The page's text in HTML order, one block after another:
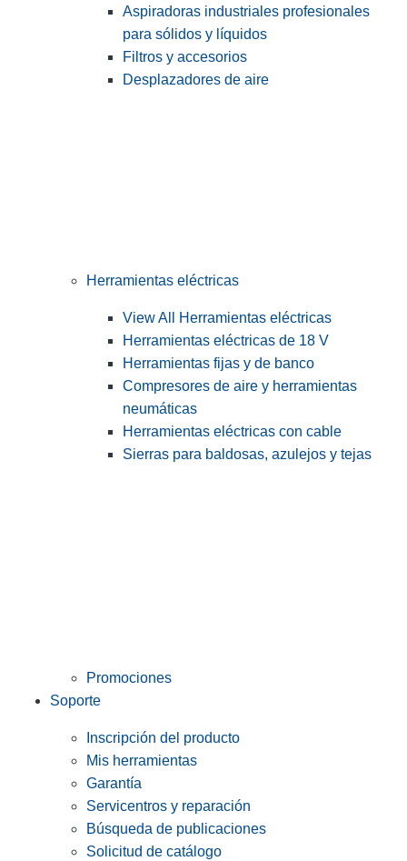
Aspiradoras industriales profesionales
para sólidos y líquidos
Filtros y accesorios
Desplazadores de aire
Herramientas eléctricas
View All Herramientas eléctricas
Herramientas eléctricas de 18 V
Herramientas fijas y de banco
Compresores de aire y herramientas
neumáticas
Herramientas eléctricas con cable
Sierras para baldosas, azulejos y tejas
Promociones
Soporte
Inscripción del producto
Mis herramientas
Garantía
Servicentros y reparación
Búsqueda de publicaciones
Solicitud de catálogo